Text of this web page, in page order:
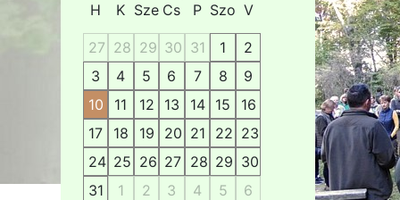
H
K Sze Cs P Szo V
27 28 29 30 31 1
2
3
4 5 6 7 8
9
10
11 12 13 14 15
16
17
18 19 20 21 22 23
24 25 26 27 28 29 30
31
1 2 3 4 5 6